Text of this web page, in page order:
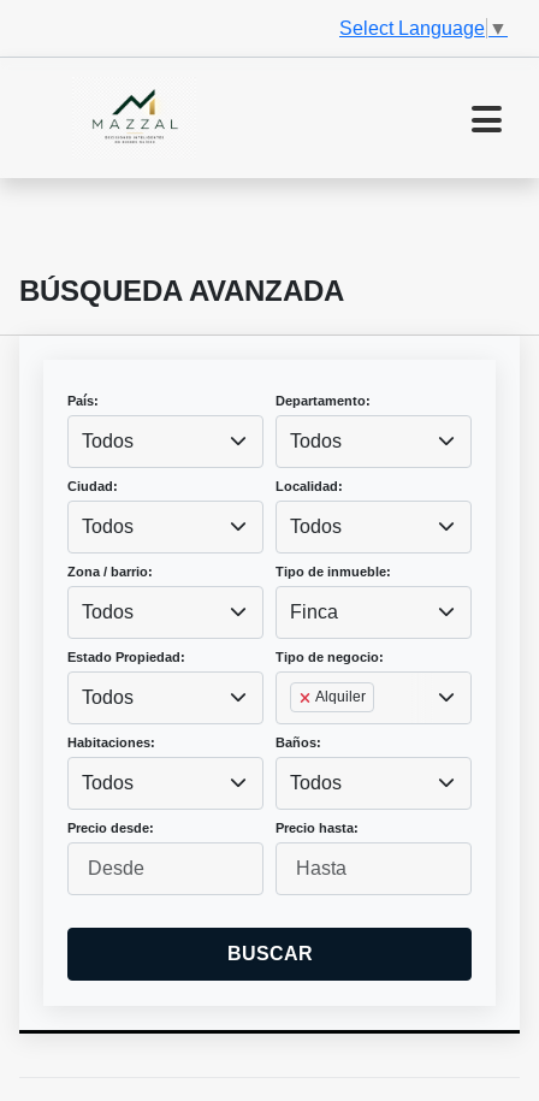
Select Language ▼
BÚSQUEDA AVANZADA
País:
Todos
Departamento:
Todos
Ciudad:
Todos
Localidad:
Todos
Zona / barrio:
Todos
Tipo de inmueble:
Finca
Estado Propiedad:
Todos
Tipo de negocio:
Alquiler
Habitaciones:
Todos
Baños:
Todos
Precio desde: Precio hasta:
BUSCAR